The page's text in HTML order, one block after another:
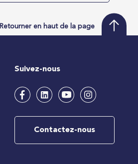
Retourner en haut de la page
Suivez-nous
Contactez-nous